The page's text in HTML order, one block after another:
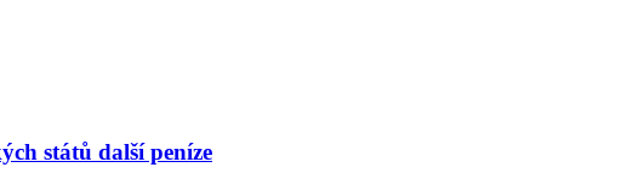
států další peníze